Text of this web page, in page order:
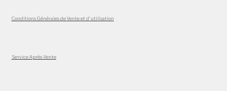
Conditions Générales de Vente et d'utilisation
Service Après-Vente